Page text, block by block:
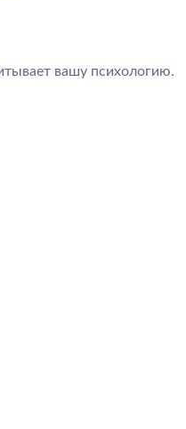
вашу психологию.